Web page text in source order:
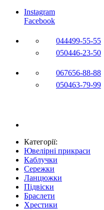
Instagram
Facebook
044499-55-55
050446-23-50
067656-88-88
050463-79-99
Категорії:
Ювелірні прикраси
Каблучки
Сережки
Ланцюжки
Підвіски
Браслети
Хрестики